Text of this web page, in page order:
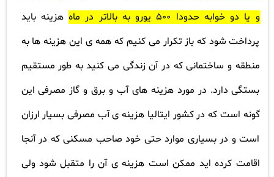
و یا دو خوابه حدودا 500 یورو به بالاتر در ماه
هزینه باید
پرداخت شود که باز تکرار می کنیم که همه ی این هزینه ها به
منطقه و ساختمانی که در آن زندگی می کنید به طور مستقیم
بستگی دارد. در مورد هزینه های آب و برق و گاز مصرفی این
گونه است که در کشور ایتالیا هزینه ی آب مصرفی بسیار ارزان
است و در بسیاری موارد حتی خود صاحب مسکنی که در آنجا
اقامت کرده اید ممکن است هزینه ی آن را متقبل شود ولی